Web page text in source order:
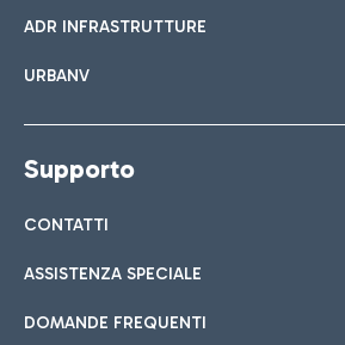
ADR INFRASTRUTTURE
URBANV
Supporto
CONTATTI
ASSISTENZA SPECIALE
DOMANDE FREQUENTI